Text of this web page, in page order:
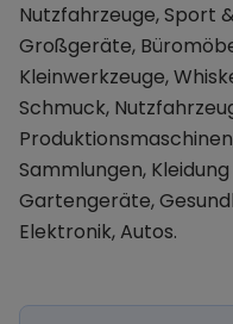
Nutzfahrzeuge, Sport
Großgeräte,
Kleinwerkzeuge,
Schmuck,
Sammlungen,
Gartengeräte,
Elektronik, Autos.